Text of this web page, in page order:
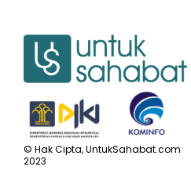
© Hak Cipta, UntukSahabat.com
2023